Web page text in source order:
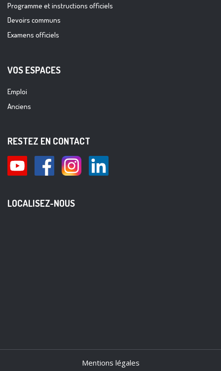
Programme et instructions officiels
Devoirs communs
Examens officiels
VOS ESPACES
Emploi
Anciens
RESTEZ EN CONTACT
LOCALISEZ-NOUS
Mentions légales